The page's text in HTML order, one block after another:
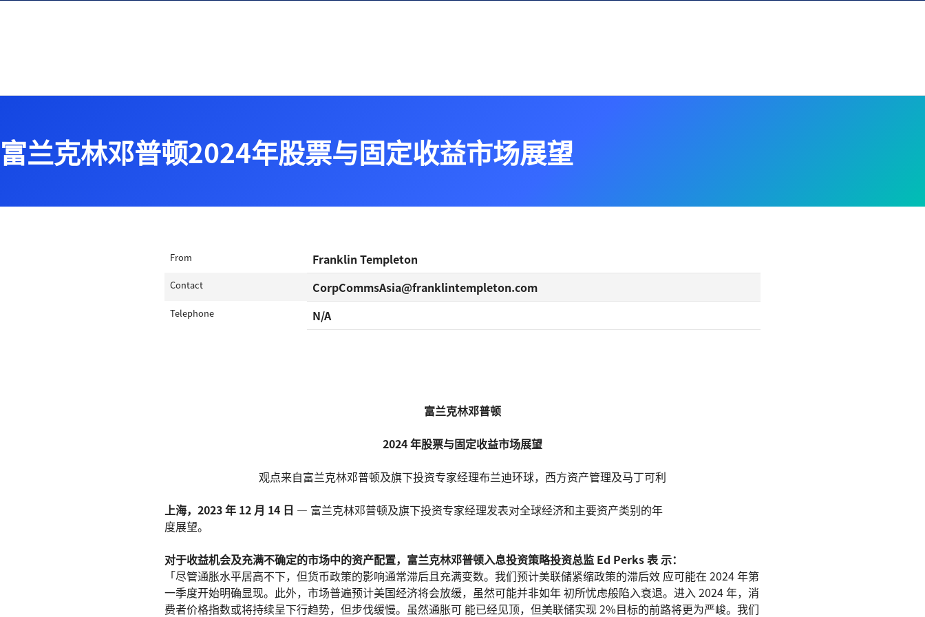
富兰克林邓普顿2024年股票与固定收益市场展望
From Franklin Templeton
Contact CorpCommsAsia@franklintempleton.com
Telephone N/A
富兰克林邓普顿
2024 年股票与固定收益市场展望
观点来自富兰克林邓普顿及旗下投资专家经理布兰迪环球，西方资产管理及马丁可利
上海，2023 年 12 月 14 日 — 富兰克林邓普顿及旗下投资专家经理发表对全球经济和主要资产类别的年
度展望。
对于收益机会及充满不确定的市场中的资产配置，富兰克林邓普顿入息投资策略投资总监 Ed Perks 表 示：
「尽管通胀水平居高不下，但货币政策的影响通常滞后且充满变数。我们预计美联储紧缩政策的滞后效 应可能在 2024 年第
一季度开始明确显现。此外，市场普遍预计美国经济将会放缓，虽然可能并非如年 初所忧虑般陷入衰退。进入 2024 年，消
费者价格指数或将持续呈下行趋势，但步伐缓慢。虽然通胀可 能已经见顶，但美联储实现 2%目标的前路将更为严峻。我们